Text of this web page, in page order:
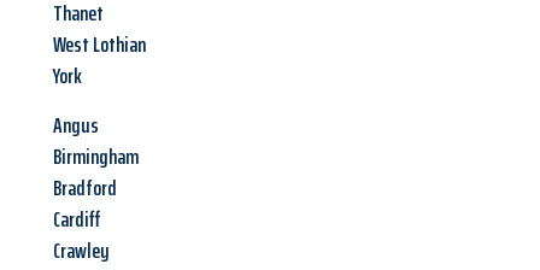
Thanet
West Lothian
York
Angus
Birmingham
Bradford
Cardiff
Crawley